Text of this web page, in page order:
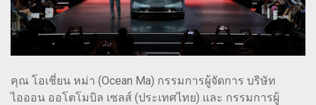
คุณ โอเชี่ยน หม่า (Ocean Ma) กรรมการผู้จัดการ บริษัท
ไอออน ออโตโมบิล เซลส์ (ประเทศไทย) และ กรรมการผู้